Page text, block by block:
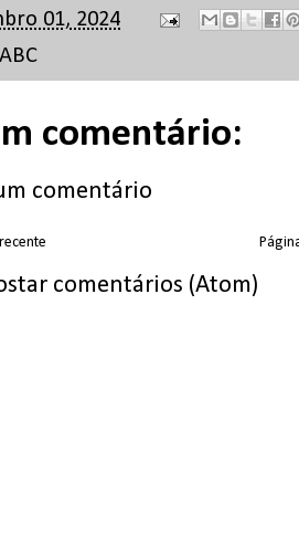
01, 2024
ABC
comentário:
comentário
comentários (Atom)